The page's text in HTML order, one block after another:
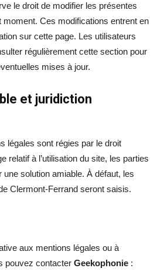
le droit de modifier les présentes
moment. Ces modifications entrent en
sur cette page. Les utilisateurs
régulièrement cette section pour
mises à jour.
et juridiction
légales sont régies par le droit
relatif à l’utilisation du site, les parties
une solution amiable. À défaut, les
Clermont-Ferrand seront saisis.
aux mentions légales ou à
pouvez contacter Geekophonie :